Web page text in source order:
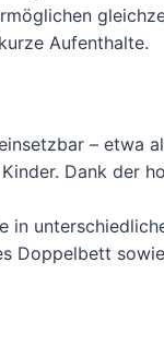
Aufenthalte.
– etwa
Dank der
in
Doppelbett